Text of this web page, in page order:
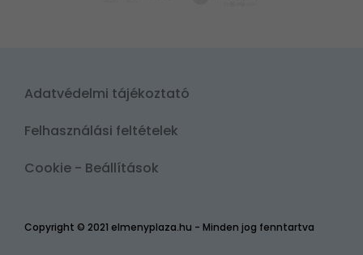
Copyright © 2021 elmenyplaza.hu - Minden jog fenntartva
Adatvédelmi tájékoztató
Felhasználási feltételek
Cookie - Beállítások